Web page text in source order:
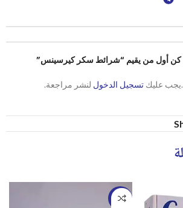
كن أول من يقيم “شرائط سكر كيرسينس”
يجب عليك تسجيل الدخول لنشر مراجعة.
-3%